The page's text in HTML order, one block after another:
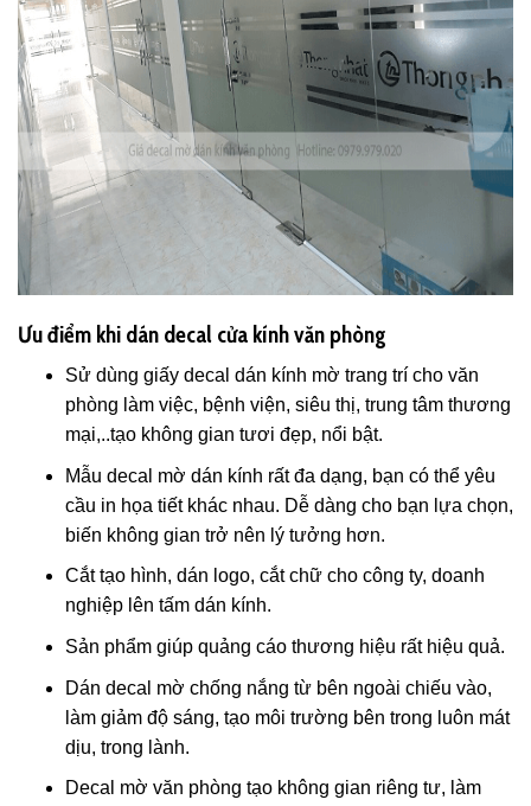
Ưu điểm khi dán decal cửa kính văn phòng
Sử dùng giấy decal dán kính mờ trang trí cho văn
phòng làm việc, bệnh viện, siêu thị, trung tâm thương
mại,..tạo không gian tươi đẹp, nổi bật.
Mẫu decal mờ dán kính rất đa dạng, bạn có thể yêu
cầu in họa tiết khác nhau. Dễ dàng cho bạn lựa chọn,
biến không gian trở nên lý tưởng hơn.
Cắt tạo hình, dán logo, cắt chữ cho công ty, doanh
nghiệp lên tấm dán kính.
Sản phẩm giúp quảng cáo thương hiệu rất hiệu quả.
Dán decal mờ chống nắng từ bên ngoài chiếu vào,
làm giảm độ sáng, tạo môi trường bên trong luôn mát
dịu, trong lành.
Decal mờ văn phòng tạo không gian riêng tư, làm